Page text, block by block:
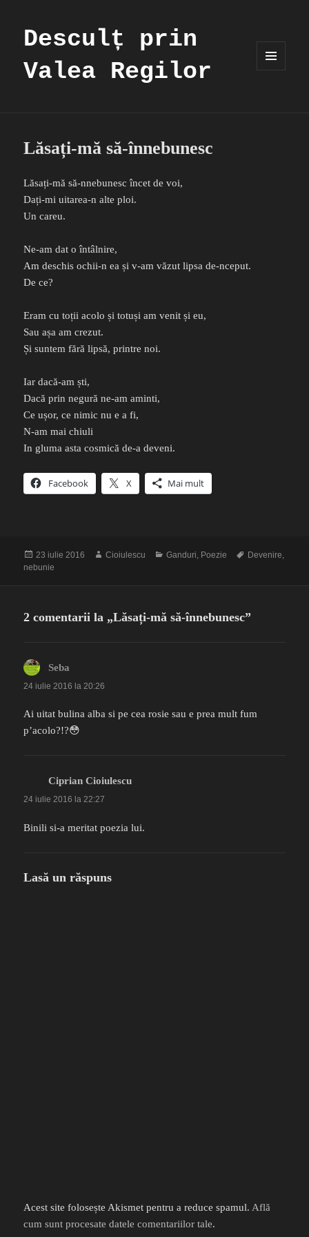
Desculț prin
Valea Regilor
Lăsați-mă să-înnebunesc
Lăsați-mă să-nnebunesc încet de voi,
Dați-mi uitarea-n alte ploi.
Un careu.
Ne-am dat o întâlnire,
Am deschis ochii-n ea și v-am văzut lipsa de-nceput.
De ce?
Eram cu toții acolo și totuși am venit și eu,
Sau așa am crezut.
Și suntem fără lipsă, printre noi.
Iar dacă-am ști,
Dacă prin negură ne-am aminti,
Ce ușor, ce nimic nu e a fi,
N-am mai chiuli
In gluma asta cosmică de-a deveni.
Facebook X Mai mult
Publicat
pe
23 iulie 2016 Autor
Cioiulescu Categorii
Ganduri Poezie Etichete
Devenire
nebunie
2 comentarii la „Lăsați-mă să-înnebunesc”
Seba
24 iulie 2016 la 20:26
Ai uitat bulina alba si pe cea rosie sau e prea mult fum
p’acolo?!?😳
Ciprian Cioiulescu
24 iulie 2016 la 22:27
Binili si-a meritat poezia lui.
Lasă un răspuns
Acest site folosește Akismet pentru a reduce spamul. Află
cum sunt procesate datele comentariilor tale.